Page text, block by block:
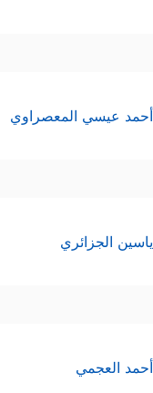
أحمد عيسي المعصراوي
ياسين الجزائري
أحمد العجمي